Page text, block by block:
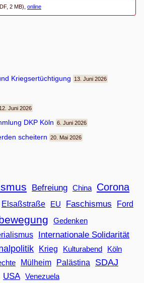
2 MB), online
Kriegsertüchtigung 13. Juni 2026
12. Juni 2026
DKP Köln 6. Juni 2026
scheitern 20. Mai 2026
Befreiung China Corona
Elsaßstraße EU Faschismus
Ford
Gedenken
Internationale Solidarität
Krieg Kulturabend
Köln
Mülheim Palästina
SDAJ
USA Venezuela